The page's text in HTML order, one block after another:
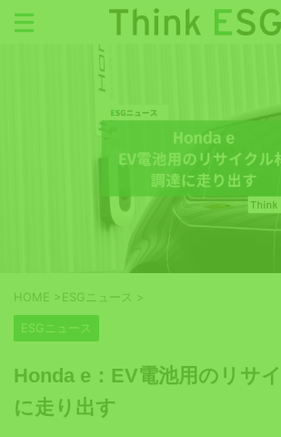
HOME >ESGニュース >
ESGニュース
Honda e：EV電池用のリサ
に走り出す